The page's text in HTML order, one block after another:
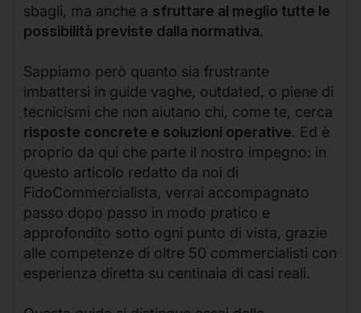
sbagli, ma anche a sfruttare al meglio tutte le
possibilità previste dalla normativa.
Sappiamo però quanto sia frustrante
imbattersi in guide vaghe, outdated, o piene di
tecnicismi che non aiutano chi, come te, cerca
risposte concrete e soluzioni operative. Ed è
proprio da qui che parte il nostro impegno: in
questo articolo redatto da noi di
FidoCommercialista, verrai accompagnato
passo dopo passo in modo pratico e
approfondito sotto ogni punto di vista, grazie
alle competenze di oltre 50 commercialisti con
esperienza diretta su centinaia di casi reali.